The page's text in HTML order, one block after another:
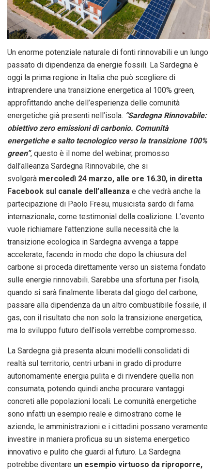
Un enorme potenziale naturale di fonti rinnovabili e un lungo
passato di dipendenza da energie fossili. La Sardegna è
oggi la prima regione in Italia che può scegliere di
intraprendere una transizione energetica al 100% green,
approfittando anche dell’esperienza delle comunità
energetiche già presenti nell’isola. “Sardegna Rinnovabile:
obiettivo zero emissioni di carbonio. Comunità
energetiche e salto tecnologico verso la transizione 100%
green”, questo è il nome del webinar, promosso
dall’alleanza Sardegna Rinnovabile, che si
svolgerà mercoledì 24 marzo, alle ore 16.30, in diretta
Facebook sul canale dell’alleanza e che vedrà anche la
partecipazione di Paolo Fresu, musicista sardo di fama
internazionale, come testimonial della coalizione. L’evento
vuole richiamare l’attenzione sulla necessità che la
transizione ecologica in Sardegna avvenga a tappe
accelerate, facendo in modo che dopo la chiusura del
carbone si proceda direttamente verso un sistema fondato
sulle energie rinnovabili. Sarebbe una sfortuna per l’isola,
quando si sarà finalmente liberata dal giogo del carbone,
passare alla dipendenza da un altro combustibile fossile, il
gas, con il risultato che non solo la transizione energetica,
ma lo sviluppo futuro dell’isola verrebbe compromesso.
La Sardegna già presenta alcuni modelli consolidati di
realtà sul territorio, centri urbani in grado di produrre
autonomamente energia pulita e di rivendere quella non
consumata, potendo quindi anche procurare vantaggi
concreti alle popolazioni locali. Le comunità energetiche
sono infatti un esempio reale e dimostrano come le
aziende, le amministrazioni e i cittadini possano veramente
investire in maniera proficua su un sistema energetico
innovativo e pulito che guardi al futuro. La Sardegna
potrebbe diventare un esempio virtuoso da riproporre,